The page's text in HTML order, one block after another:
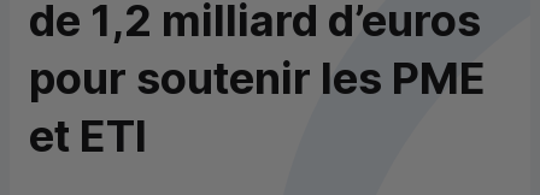
de 1,2 milliard d’euros
pour soutenir les PME
et ETI